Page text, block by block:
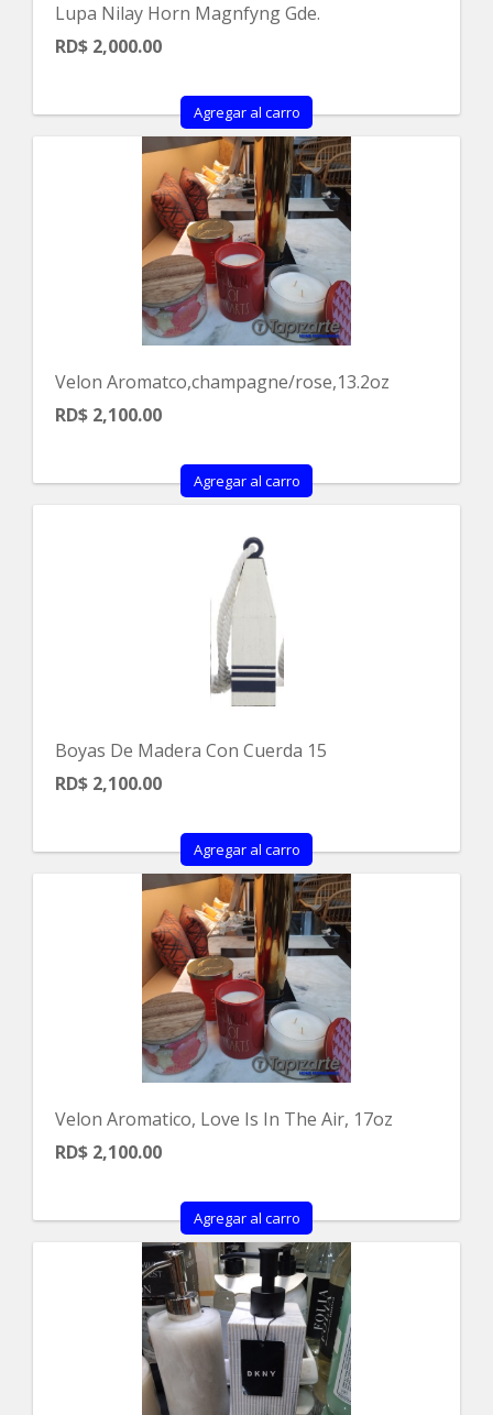
Lupa Nilay Horn Magnfyng Gde.
RD$ 2,000.00
Agregar al carro
Velon Aromatco,champagne/rose,13.2oz
RD$ 2,100.00
Agregar al carro
Boyas De Madera Con Cuerda 15
RD$ 2,100.00
Agregar al carro
Velon Aromatico, Love Is In The Air, 17oz
RD$ 2,100.00
Agregar al carro